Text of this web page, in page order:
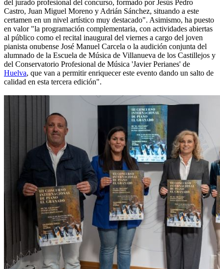
del jurado profesional del concurso, formado por Jesús Pedro
Castro, Juan Miguel Moreno y Adrián Sánchez, situando a este
certamen en un nivel artístico muy destacado". Asimismo, ha puesto
en valor "la programación complementaria, con actividades abiertas
al público como el recital inaugural del viernes a cargo del joven
pianista onubense José Manuel Carcela o la audición conjunta del
alumnado de la Escuela de Música de Villanueva de los Castillejos y
del Conservatorio Profesional de Música 'Javier Perianes' de
Huelva, que van a permitir enriquecer este evento dando un salto de
calidad en esta tercera edición".